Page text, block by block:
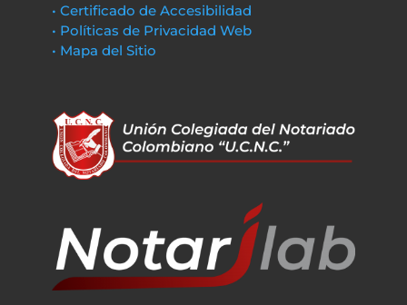
• Certificado de Accesibilidad
• Políticas de Privacidad Web
• Mapa del Sitio